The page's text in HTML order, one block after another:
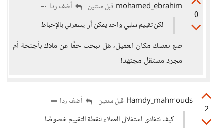
0
mohamed_ebrahim قبل سنتين
أضف ردا
لكن تقييم سلبي واحد يمكن أن يشعرني بالإحباط
ضع نفسك مكان العميل، هل تبحث حقًا عن ملاك بأجنحة أم
مجرد مستقل مجتهد!
2
Hamdy_mahmouds قبل سنتين
أضف ردا
كيف نتفادى استغلال العملاء لنقطة التقييم خصوصًا